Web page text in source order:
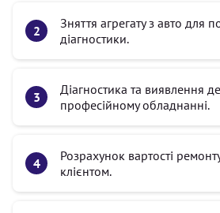
Зняття агрегату з авто для
діагностики.
Діагностика та виявлення
професійному обладнанні.
Розрахунок вартості
клієнтом.